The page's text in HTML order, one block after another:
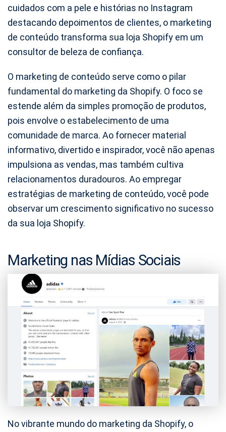
cuidados com a pele e histórias no Instagram
destacando depoimentos de clientes, o marketing
de conteúdo transforma sua loja Shopify em um
consultor de beleza de confiança.
O marketing de conteúdo serve como o pilar
fundamental do marketing da Shopify. O foco se
estende além da simples promoção de produtos,
pois envolve o estabelecimento de uma
comunidade de marca. Ao fornecer material
informativo, divertido e inspirador, você não apenas
impulsiona as vendas, mas também cultiva
relacionamentos duradouros. Ao empregar
estratégias de marketing de conteúdo, você pode
observar um crescimento significativo no sucesso
da sua loja Shopify.
Marketing nas Mídias Sociais
No vibrante mundo do marketing da Shopify, o